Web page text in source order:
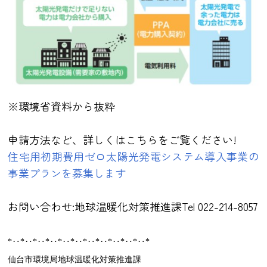
※環境省資料から抜粋
申請方法など、詳しくはこちらをご覧ください!
住宅用初期費用ゼロ太陽光発電システム導入事業の
事業プランを募集します
お問い合わせ:地球温暖化対策推進課Tel 022-214-8057
*‥*‥*‥*‥*‥*‥*‥*‥*‥*‥*‥*
仙台市環境局地球温暖化対策推進課